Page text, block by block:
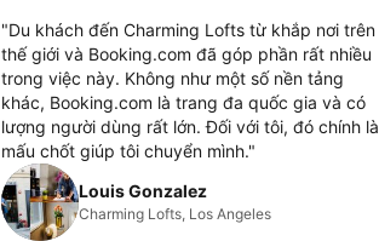
"Du khách đến Charming Lofts từ khắp nơi trên
thế giới và Booking.com đã góp phần rất nhiều
trong việc này. Không như một số nền tảng
khác, Booking.com là trang đa quốc gia và có
lượng người dùng rất lớn. Đối với tôi, đó chính là
mấu chốt giúp tôi chuyển mình."
Louis Gonzalez
Charming Lofts, Los Angeles